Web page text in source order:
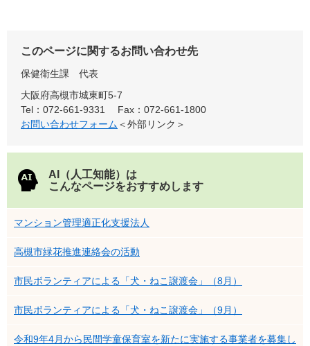
このページに関するお問い合わせ先
保健衛生課
代表
大阪府高槻市城東町5-7
Tel：072-661-9331
Fax：072-661-1800
お問い合わせフォーム ＜外部リンク＞
AI（人工知能）は
こんなページをおすすめします
マンション管理適正化支援法人
高槻市緑花推進連絡会の活動
市民ボランティアによる「犬・ねこ譲渡会」（8月）
市民ボランティアによる「犬・ねこ譲渡会」（9月）
令和9年4月から民間学童保育室を新たに実施する事業者を募集し